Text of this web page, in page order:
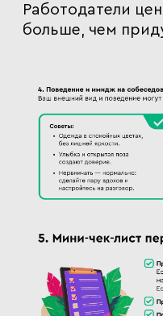
Работодатели
больше, чем